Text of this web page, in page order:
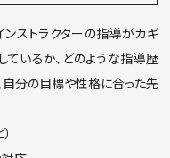
ストラクターの指導がカギ
いるか、どのような指導歴
自分の目標や性格に合った先